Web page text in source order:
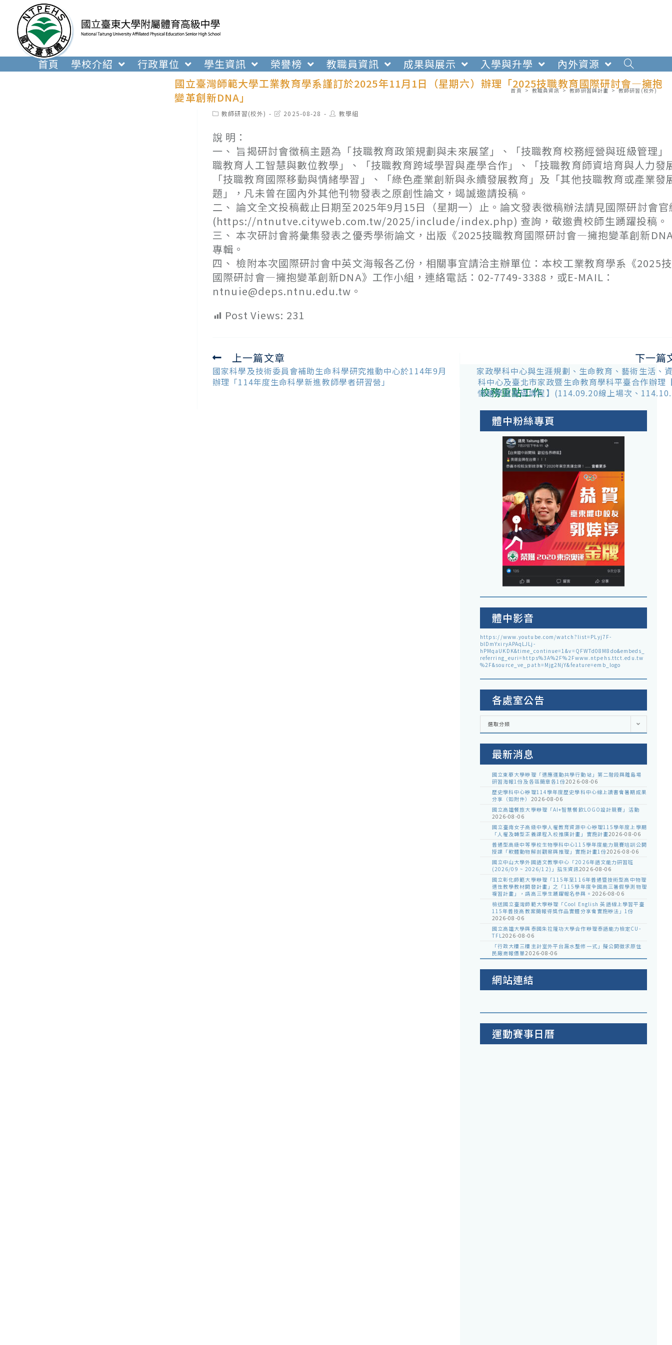
內
首頁 學校介紹 行政單位 學生資訊 榮譽榜 教職員資訊 成果與展示 入學與升學
內外資源
國立臺灣師範大學工業教育學系謹訂於2025年11月1日（星期六）辦理「2025技職教育國際研討會—擁抱
變革創新DNA」
首頁 > 教職員資訊 > 教師研習與計畫 > 教師研習(校外)
Post教師研習(校外)
Post2025-08-28
Post教學組
說 明：
一、 旨揭研討會徵稿主題為「技職教育政策規劃與未來展望」、「技職教育校務經營與班級管理
職教育人工智慧與數位教學」、「技職教育跨域學習與產學合作」、「技職教育師資培育與人力發
「技職教育國際移動與情緒學習」、「綠色產業創新與永續發展教育」及「其他技職教育或產業發
題」，凡未曾在國內外其他刊物發表之原創性論文，竭誠邀請投稿。
二、 論文全文投稿截止日期至2025年9月15日（星期一）止。論文發表徵稿辦法請見國際研討會官
(https://ntnutve.cityweb.com.tw/2025/include/index.php) 查詢，敬邀貴校師生踴躍投稿。
三、 本次研討會將彙集發表之優秀學術論文，出版《2025技職教育國際研討會—擁抱變革創新
專輯。
四、 檢附本次國際研討會中英文海報各乙份，相關事宜請洽主辦單位：本校工業教育學系《2025
國際研討會—擁抱變革創新DNA》工作小組，連絡電話：02-7749-3388，或E-MAIL：
ntnuie@deps.ntnu.edu.tw。
Post Views: 231
Read
more
articles
上一篇文章
國家科學及技術委員會補助生命科學研究推動中心於114年9月
辦理「114年度生命科學新進教師學者研習營」
下一篇
家政學科中心與生涯規劃、生命教育、藝術生活、
科中心及臺北市家政暨生命教育學科平臺合作辦理
情緒學習基礎課程】(114.09.20線上場次、
校務重點工作
體中粉絲專頁
體中影音
https://www.youtube.com/watch?list=PLyj7F-
blDmYxiryAPAqLJLj-
hPMqaUKDK&time_continue=1&v=QFWTd08M8do&embeds_
referring_euri=https%3A%2F%2Fwww.ntpehs.ttct.edu.tw
%2F&source_ve_path=Mjg2NjY&feature=emb_logo
各處室公告
各
室
選取分類
最新消息
國立東華大學辦理「適應運動共學行動站」第二階段與離島場
研習海報1份及各區簡章各1份2026-08-06
歷史學科中心辦理114學年度歷史學科中心線上讀書會暑期成果
分享（如附件） 2026-08-06
國立高雄餐旅大學辦理「AI+智慧餐飲LOGO設計競賽」活動
2026-08-06
國立臺南女子高級中學人權教育資源中心辦理115學年度上學期
「人權及轉型正義課程入校推廣計畫」實施計畫2026-08-06
普通型高級中等學校生物學科中心115學年度能力競賽培訓公開
授課「軟體動物解剖觀察與推理」實施計畫1份2026-08-06
國立中山大學外國語文教學中心「2026年語文能力研習班
(2026/09 ~ 2026/12)」招生資訊2026-08-06
國立彰化師範大學辦理「115年至116年普通暨技術型高中物理
適性教學教材開發計畫」之「115學年度全國高三暑假學測物理
複習計畫」，請高三學生踴躍報名參與。 2026-08-06
檢送國立臺灣師範大學辦理「Cool English 英語線上學習平臺
115年普技高教案簡報得獎作品實體分享會實施辦法」1份
2026-08-06
國立高雄大學與泰國朱拉隆功大學合作辦理泰語能力檢定CU-
TFL2026-08-06
「行政大樓三樓主計室外平台漏水整修一式」擬公開徵求原住
民廠商報價單2026-08-06
網站連結
運動賽事日曆